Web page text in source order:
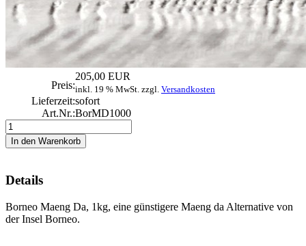
Preis:
205,00 EUR
inkl. 19 % MwSt. zzgl. Versandkosten
Lieferzeit:sofort
Art.Nr.:BorMD1000
Details
Borneo Maeng Da, 1kg, eine günstigere Maeng da Alternative von
der Insel Borneo.